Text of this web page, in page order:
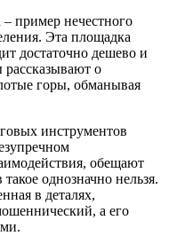
– пример нечестного
Эта площадка
достаточно дешево и
о
горы, обманывая
инструментов
обещают
однозначно нельзя.
в деталях,
а его